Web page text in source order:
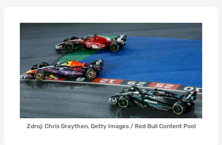
Zdroj: Chris Graythen, Getty Images / Red Bull Content Pool